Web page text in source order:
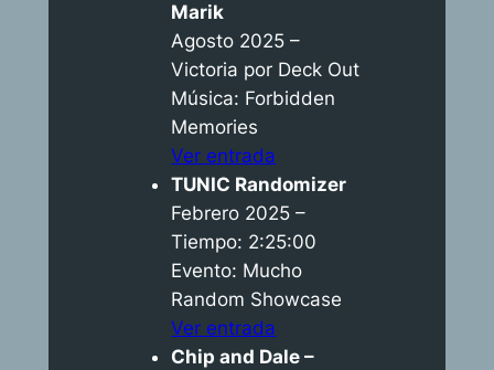
Marik
Agosto 2025 –
Victoria por Deck Out
Música: Forbidden
Memories
Ver entrada
TUNIC Randomizer
Febrero 2025 –
Tiempo: 2:25:00
Evento: Mucho
Random Showcase
Ver entrada
Chip and Dale –